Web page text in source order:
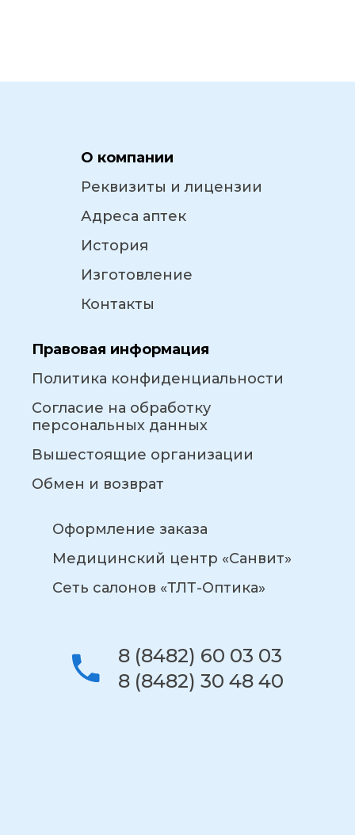
О компании
Реквизиты и лицензии
Адреса аптек
История
Изготовление
Контакты
Правовая информация
Политика конфиденциальности
Согласие на обработку
персональных данных
Вышестоящие организации
Обмен и возврат
Оформление заказа
Медицинский центр «Санвит»
Сеть салонов «ТЛТ-Оптика»
8 (8482) 60 03 03
8 (8482) 30 48 40